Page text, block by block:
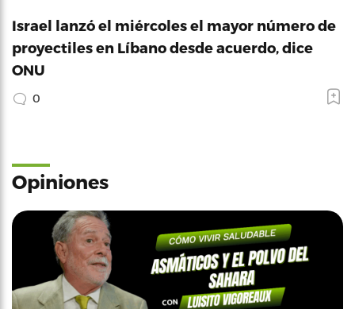
Israel lanzó el miércoles el mayor número de
proyectiles en Líbano desde acuerdo, dice
ONU
0
Opiniones